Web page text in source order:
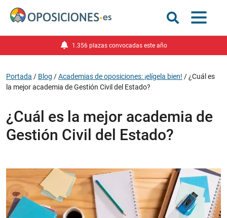
1.356 plazas convocadas este año
Portada / Blog /Academias de oposiciones: ¡elígela bien! / ¿Cuál es
la mejor academia de Gestión Civil del Estado?
¿Cuál es la mejor academia de
Gestión Civil del Estado?